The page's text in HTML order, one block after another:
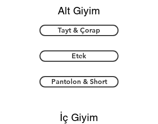
Alt Giyim
Tayt & Çorap
Etek
Pantolon & Short
İç Giyim